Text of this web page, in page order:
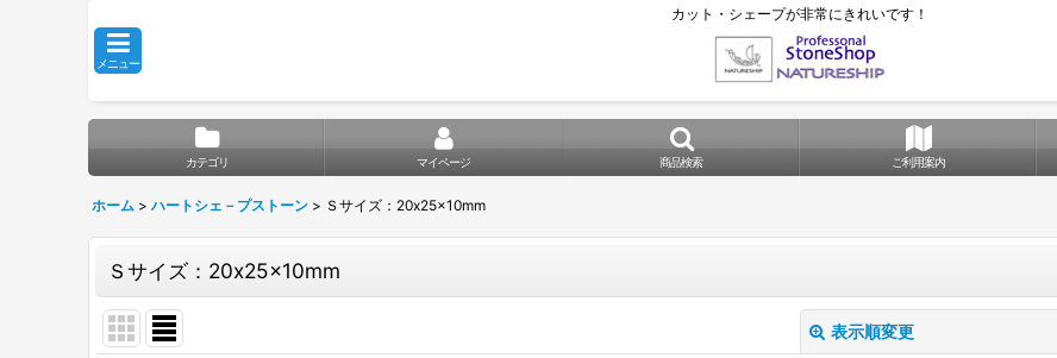
カット・シェープが非常にきれいです！
メニュー
カテゴリ マイページ 商品検索 ご利用案内
ホーム > ハートシェ－プストーン > Ｓサイズ：20x25x10mm
Ｓサイズ：20x25x10mm
表示順変更